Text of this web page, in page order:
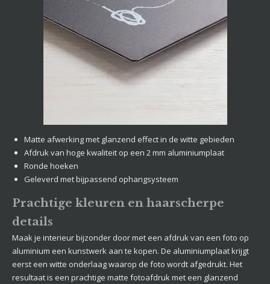
Matte afwerking met glanzend effect in de witte gebieden
Afdruk van hoge kwaliteit op een 2 mm aluminiumplaat
Ronde hoeken
Geleverd met bijpassend ophangsysteem
Prachtige kleuren en haarscherpe
details
Maak je interieur bijzonder door met een afdruk van een foto op
aluminium een kunstwerk aan te kopen. De aluminiumplaat krijgt
eerst een witte onderlaag waarop de foto wordt afgedrukt. Het
resultaat is een prachtige matte fotoafdruk met een glanzend